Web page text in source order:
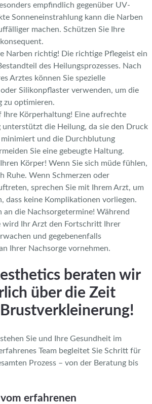
empfindlich gegenüber UV-
Sonneneinstrahlung kann die Narben
machen. Schützen Sie Ihre
Narben richtig! Die richtige Pflegeist ein
des Heilungsprozesses. Nach
Arztes können Sie spezielle
Silikonpflaster verwenden, um die
zu optimieren.
Ihre Körperhaltung! Eine aufrechte
unterstützt die Heilung, da sie den Druck
und die Durchblutung
Sie eine gebeugte Haltung.
Körper! Wenn Sie sich müde fühlen,
Ruhe. Wenn Schmerzen oder
sprechen Sie mit Ihrem Arzt, um
dass keine Komplikationen vorliegen.
an die Nachsorgetermine! Während
wird Ihr Arzt den Fortschritt Ihrer
und gegebenenfalls
Ihrer Nachsorge vornehmen.
beraten wir
über die Zeit
stehen Sie und Ihre Gesundheit im
Team begleitet Sie Schritt für
Prozess – von der Beratung bis
vom erfahrenen